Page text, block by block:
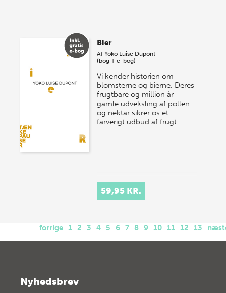
Bier
AfYoko Luise Dupont
(bog + e-bog)
Vi kender historien om
blomsterne og bierne. Deres
frugtbare og million år
gamle udveksling af pollen
og nektar sikrer os et
farverigt udbud af frugt…
59,95 KR.
forrige 1 2 3 4 5 6 7 8 9 10 11 12 13
Nyhedsbrev